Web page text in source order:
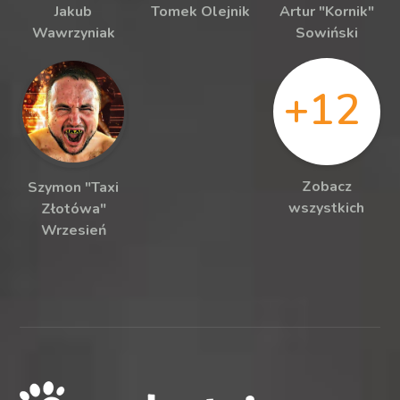
Jakub
Wawrzyniak
Tomek Olejnik
Artur "Kornik"
Sowiński
Szymon "Taxi
Złotówa"
Wrzesień
+12
Zobacz
wszystkich